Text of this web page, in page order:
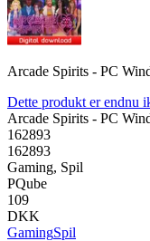
Arcade Spirits - PC
Dette produkt er endnu
Arcade Spirits - PC
162893
162893
Gaming, Spil
PQube
109
DKK
GamingSpil